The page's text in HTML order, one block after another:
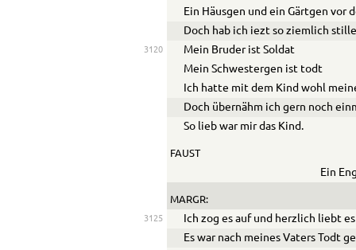
Ein Häusgen und ein Gärtgen vor
Doch hab ich iezt so ziemlich
3120
Mein Bruder ist Soldat
Mein Schwestergen ist todt
Ich hatte mit dem Kind wohl
Doch übernähm ich gern noch
So lieb war mir das Kind.
FAUST
Ein
MARGR:
3125
Ich zog es auf und herzlich liebt
Es war nach meines Vaters Todt